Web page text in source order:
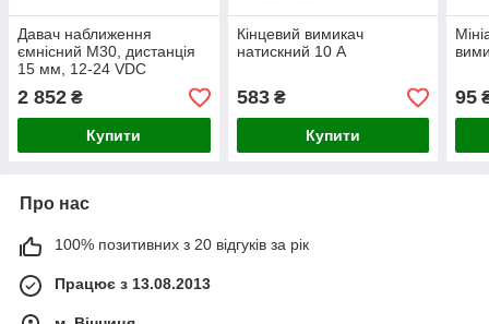
Давач наближення
ємнісний М30, дистанція
15 мм, 12-24 VDC
2 852 ₴
Купити
Кінцевий вимикач
натискний 10 А
583₴
Купити
95
Про нас
100% позитивних з 20 відгуків за рік
Працює з 13.08.2013